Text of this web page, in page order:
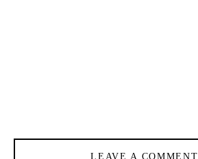
LEAVE A COMMENT